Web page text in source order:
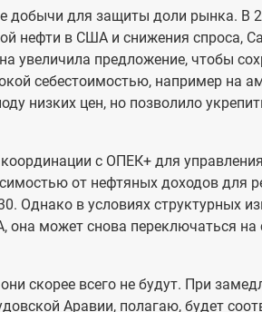
добычи для защиты доли рынка. В
нефти в США и снижения спроса,
увеличила предложение, чтобы
себестоимостью, например на
низких цен, но позволило
с ОПЕК+ для
от нефтяных доходов для
Однако в условиях структурных
она может снова переключаться на
скорее всего не будут. При
Аравии, полагаю, будет